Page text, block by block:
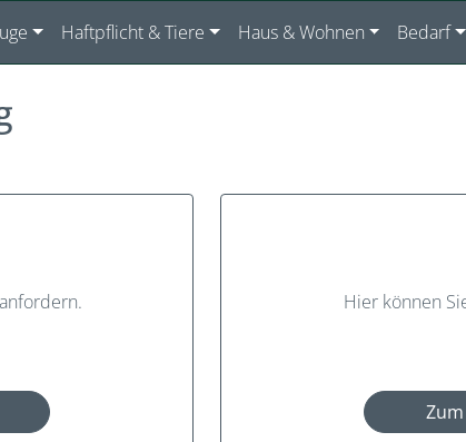
Haftpflicht & Tiere Haus & Wohnen Bedarf
Hier können